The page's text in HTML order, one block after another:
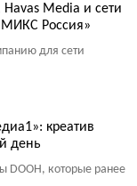
Media и сети
Россия»
для сети
креатив
день
DOOH, которые ранее